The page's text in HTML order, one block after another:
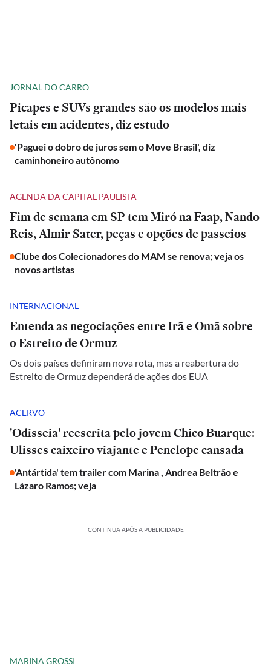
JORNAL DO CARRO
Picapes e SUVs grandes são os modelos mais
letais em acidentes, diz estudo
'Paguei o dobro de juros sem o Move Brasil', diz
caminhoneiro autônomo
AGENDA DA CAPITAL PAULISTA
Fim de semana em SP tem Miró na Faap, Nando
Reis, Almir Sater, peças e opções de passeios
Clube dos Colecionadores do MAM se renova; veja os
novos artistas
INTERNACIONAL
Entenda as negociações entre Irã e Omã sobre
o Estreito de Ormuz
Os dois países definiram nova rota, mas a reabertura do
Estreito de Ormuz dependerá de ações dos EUA
ACERVO
'Odisseia' reescrita pelo jovem Chico Buarque:
Ulisses caixeiro viajante e Penelope cansada
'Antártida' tem trailer com Marina , Andrea Beltrão e
Lázaro Ramos; veja
CONTINUA APÓS A PUBLICIDADE
MARINA GROSSI